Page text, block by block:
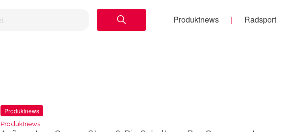
Produktnews Radsport
Produktnews
Produktnews: